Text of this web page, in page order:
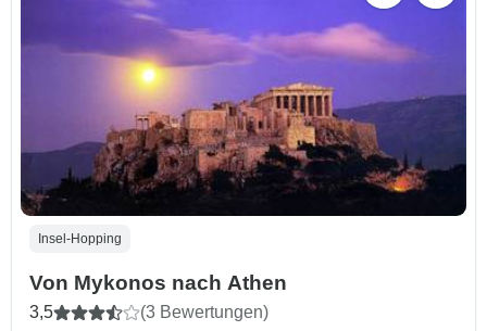
Insel-Hopping
Von Mykonos nach Athen
3,5 (3 Bewertungen)